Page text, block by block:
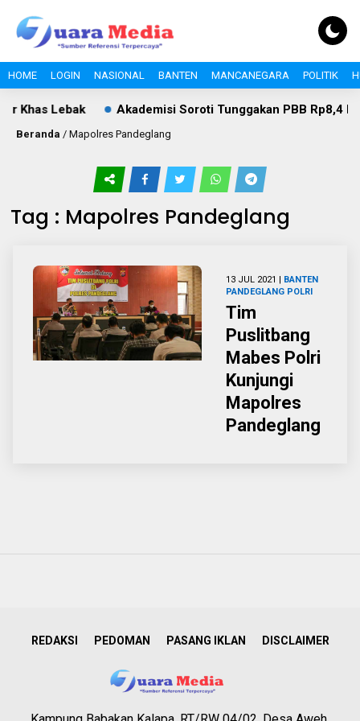
HOME LOGIN NASIONAL BANTEN MANCANEGARA POLITIK
Khas Lebak Akademisi Soroti Tunggakan PBB Rp8,4
Beranda / Mapolres Pandeglang
Tag : Mapolres Pandeglang
13 JUL 2021 | BANTEN
PANDEGLANG POLRI
Tim
Puslitbang
Mabes Polri
Kunjungi
Mapolres
Pandeglang
REDAKSI PEDOMAN PASANG IKLAN DISCLAIMER